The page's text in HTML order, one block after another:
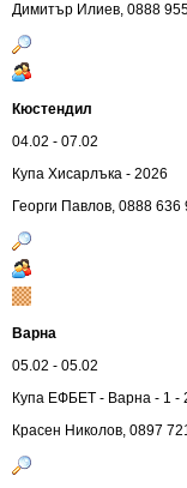
Димитър Илиев, 0888
Кюстендил
04.02 - 07.02
Купа Хисарлъка - 2026
Георги Павлов, 0888 636
Варна
05.02 - 05.02
Купа ЕФБЕТ - Варна - 1 -
Красен Николов, 0897